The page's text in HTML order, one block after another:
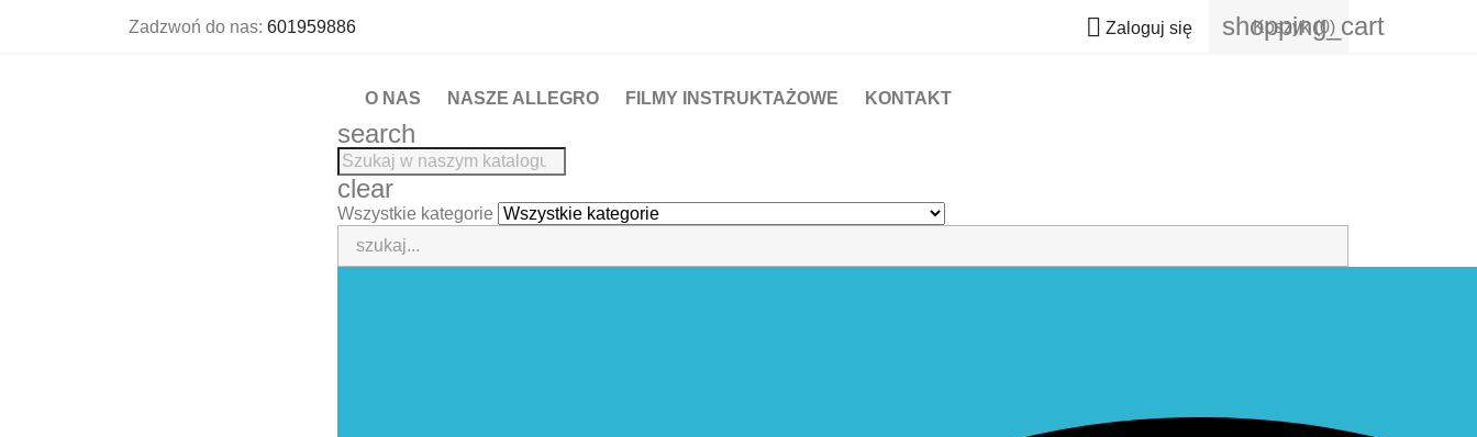
Zadzwoń do nas: 601959886  Zaloguj się shopping_cart
Koszyk (0)
O NAS NASZE ALLEGRO FILMY INSTRUKTAŻOWE KONTAKT
search
clear
Wszystkie kategorie